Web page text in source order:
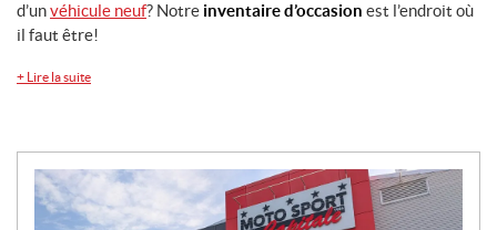
Prix
Inventaire
d’unvéhicule neuf? Notre inventaire d’occasion est l’endroit où
il faut être!
+ Lire la suite